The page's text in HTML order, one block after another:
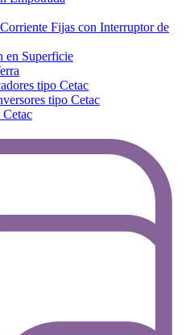
Fijas con Interruptor de
en Superficie
tipo Cetac
tipo Cetac